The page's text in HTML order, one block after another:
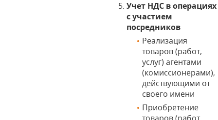
Учет НДС в операциях
с участием
посредников
Реализация
товаров (работ,
услуг) агентами
(комиссионерами),
действующими от
своего имени
Приобретение